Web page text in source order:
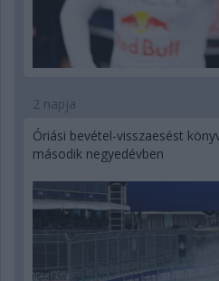
2 napja
Óriási bevétel-visszaesést
második negyedévben